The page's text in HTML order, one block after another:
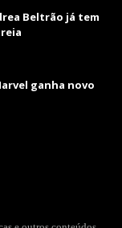
Beltrão já tem
ganha novo